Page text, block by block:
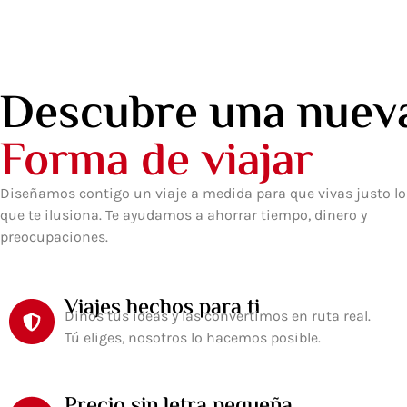
Descubre una
Forma de viajar
Diseñamos contigo un viaje a medida para que vivas justo lo
que te ilusiona. Te ayudamos a ahorrar tiempo, dinero y
preocupaciones.
Viajes hechos para ti
Dinos tus ideas y las convertimos en ruta real.
Tú eliges, nosotros lo hacemos posible.